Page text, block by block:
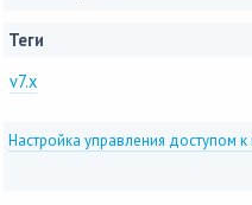
Теги
v7.x
Настройка управления доступом к